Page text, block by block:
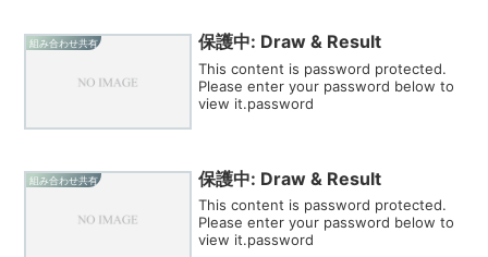
組み合わせ共有 保護中: Draw & Result
This content is password protected.
Please enter your password below to
view it.password
組み合わせ共有 保護中: Draw & Result
This content is password protected.
Please enter your password below to
view it.password